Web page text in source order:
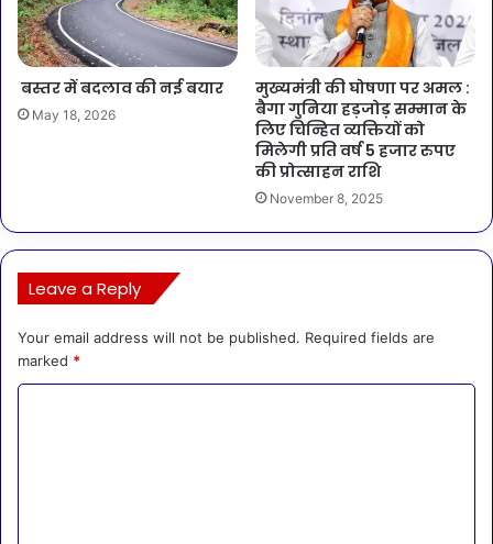
बस्तर में बदलाव की नई बयार
May 18, 2026
मुख्यमंत्री की घोषणा पर अमल :
बैगा गुनिया हड़जोड़ सम्मान के
लिए चिन्हित व्यक्तियों को
मिलेगी प्रति वर्ष 5 हजार रुपए
की प्रोत्साहन राशि
November 8, 2025
Leave a Reply
Your email address will not be published. Required fields are
marked *